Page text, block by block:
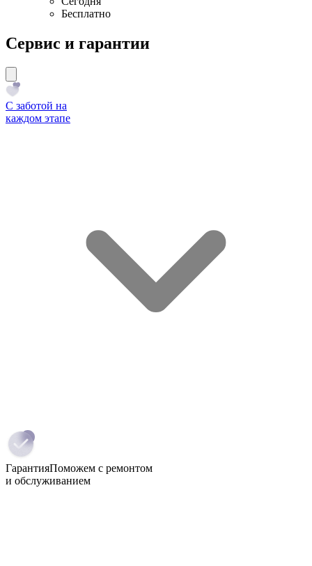
Бесплатно
Сервис и гарантии
С заботой на
каждом этапе
ГарантияПоможем с ремонтом
и обслуживанием